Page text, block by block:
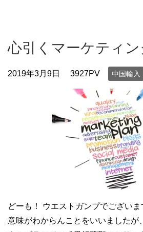
心引くマーケティ
2019年3月9日 3927PV 中国輸入
どーも！ ウエストガンプでござい
意味がわからんことをいいましたが